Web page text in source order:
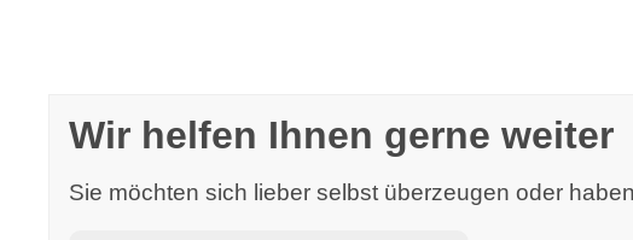
Wir helfen Ihnen gerne weiter
Sie möchten sich lieber selbst überzeugen oder